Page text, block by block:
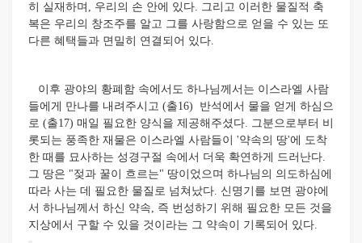
히 실재하며, 우리의 손 안에 있다. 그리고 이러한 물질적 축
복은 우리의 창조주를 알고 그를 사랑함으로 얻을 수 있는 또
다른 혜택들과 면밀히 연결되어 있다.
이후 광야의 황폐함 속에서도 하나님께서는 이스라엘 사람
들에게 만나를 내려주시고 (출16) 반석에서 물을 얻게 하심으
로 (출17) 매일 필요한 양식을 제공해주셨다. 그분으로부터 비
롯되는 풍족한 재물은 이스라엘 사람들이 '약속의 땅'에 도착
한 때를 묘사하는 성경구절 속에서 더욱 확연하게 드러난다.
그 땅은 "젖과 꿀이 흐르는" 땅이었으며 하나님의 의도하심에
따라 사는 데 필요한 물질로 넘쳐났다. 신명기를 보면 광야에
서 하나님께서 하신 약속, 즉 번성하기 위해 필요한 모든 것을
지상에서 구할 수 있을 것이라는 그 약속이 기록되어 있다.